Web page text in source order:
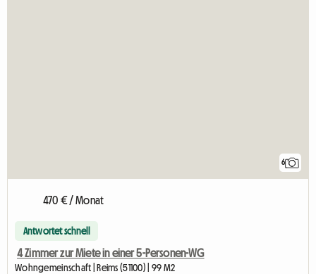
6
470 € / Monat
Antwortet schnell
4 Zimmer zur Miete in einer 5-Personen-WG
Wohngemeinschaft | Reims (51100) | 99 M2